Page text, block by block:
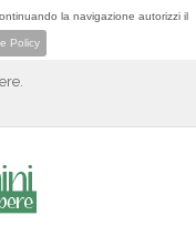
la navigazione autorizzi il
Policy